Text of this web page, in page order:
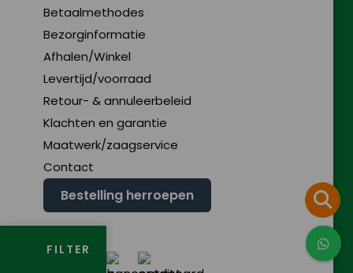
FILTER
Betaalmethodes
Bezorginformatie
Afhalen/Winkel
Levertijd/voorraad
Retour- & annuleerbeleid
Klachten en garantie
Maatwerk/zaagservice
Contact
Bestelling herroepen